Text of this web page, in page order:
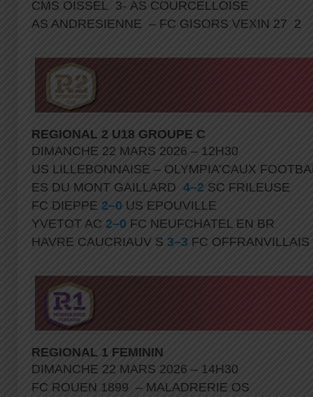
CMS OISSEL 3- AS COURCELLOISE
AS ANDRESIENNE – FC GISORS VEXIN 27 2
REGIONAL 2 U18 GROUPE C
DIMANCHE 22 MARS 2026 – 12H30
US LILLEBONNAISE – OLYMPIA’CAUX
ES DU MONT GAILLARD 4–2 SC FRILEUSE
FC DIEPPE 2–0 US EPOUVILLE
YVETOT AC 2–0 FC NEUFCHATEL EN BR
HAVRE CAUCRIAUV S 3–3 FC OFFRANVILLAIS
REGIONAL 1 FEMININ
DIMANCHE 22 MARS 2026 – 14H30
FC ROUEN 1899 – MALADRERIE OS